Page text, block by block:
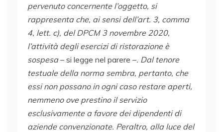
pervenuto concernente l’oggetto, si
rappresenta che, ai sensi dell’art. 3, comma
4, lett. c), del DPCM 3 novembre 2020,
l’attività degli esercizi di ristorazione è
sospesa– si legge nel parere –. Dal tenore
testuale della norma sembra, pertanto, che
essi non possano in ogni caso restare aperti,
nemmeno ove prestino il servizio
esclusivamente a favore dei dipendenti di
aziende convenzionate. Peraltro, alla luce del